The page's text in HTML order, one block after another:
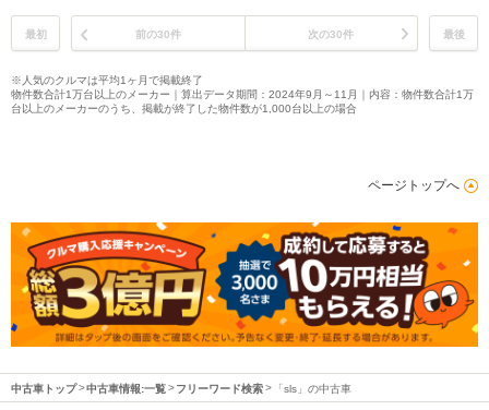
最初 前の30件 次の30件 最後
※人気のクルマは平均1ヶ月で掲載終了
物件数合計1万台以上のメーカー｜算出データ期間：2024年9月～11月｜内容：物件数合計1万
台以上のメーカーのうち、掲載が終了した物件数が1,000台以上の場合
ページトップへ
中古車トップ 中古車情報:一覧 フリーワード検索 「sls」の中古車